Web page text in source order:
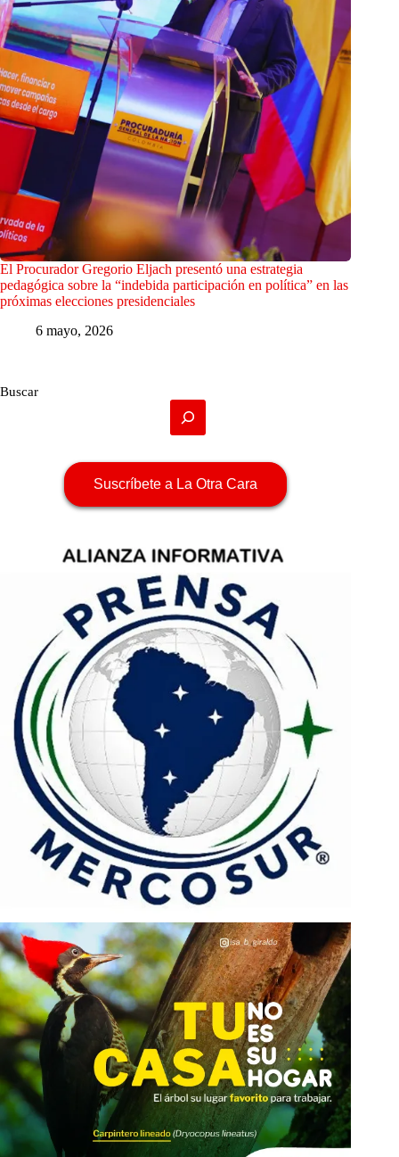
El Procurador Gregorio Eljach presentó una estrategia
pedagógica sobre la “indebida participación en política” en las
próximas elecciones presidenciales
6 mayo, 2026
Buscar
Suscríbete a La Otra Cara